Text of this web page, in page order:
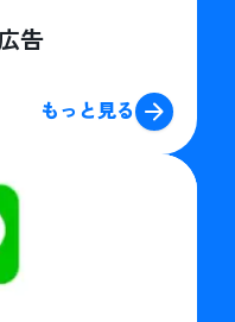
告
もっと見る